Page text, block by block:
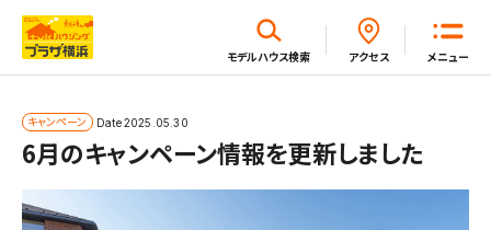
メニュー
モデルハウス検索 アクセス
キャンペーン Date2025.05.30
6月のキャンペーン情報を更新しました
閉じる
ホーム
はじめてガイド